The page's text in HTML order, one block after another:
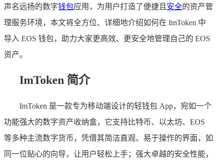
声名远扬的数字钱包应用，为用户打造了便捷且 安全的资产管
理服务环境，本文将全方位、详细地介绍如何在 ImToken 中
导入 EOS 钱包，助力大家更高效、更安全地管理自己的 EOS
资产。
ImToken 简介
ImToken 是一款专为移动端设计的轻钱包 App，宛如一个
功能强大的数字资产收纳盒，它支持比特币、以太坊、EOS
等多种主流数字货币，凭借其简洁直观、易于操作的界面，如
同一位贴心的向导，让用户轻松上手；强大卓越的安全性能，